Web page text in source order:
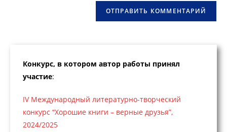
Конкурс, в котором автор работы принял
участие:
IV Международный литературно-творческий
конкурс “Хорошие книги – верные друзья”,
2024/2025